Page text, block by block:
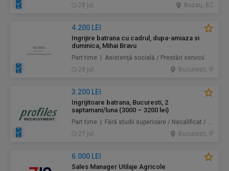
28 jul.
Buzau, BZ
4.200 LEI
Ingrijire batrana cu cadrul, dupa-amiaza si
duminica, Mihai Bravu
Part time | Asistență socială / Prestări servicii
28 jul.
Bucuresti, IF
3.200 LEI
Ingrijitoare batrana, Bucuresti, 2
saptamani/luna (3000 – 3200 lei)
Part time | Fără studii superioare / Necalificat / Mid-Level | Au pair / Babysitter / Curăţenie / Prestări servicii
27 jul.
Bucuresti, IF
6.000 LEI
Sales Manager Utilaje Agricole